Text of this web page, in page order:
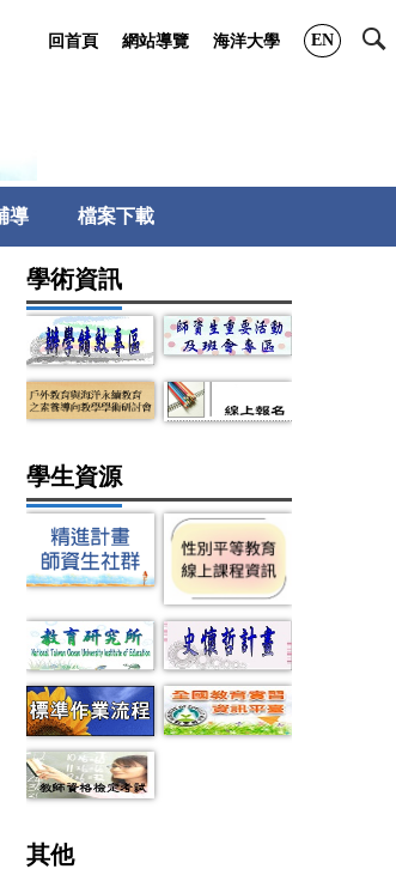
導 檔案下載
回首頁 網站導覽 海洋大學 EN
學術資訊
學生資源
其他